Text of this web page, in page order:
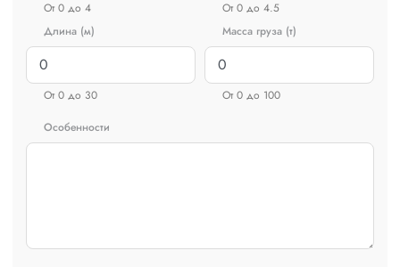
От 0 до 4
От 0 до 4.5
Длина (м)
От 0 до 30
Масса груза (т)
От 0 до 100
Особенности